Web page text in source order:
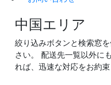
中国エリア
絞り込みボタンと検索窓
さい。 配送先一覧以外に
れば、迅速な対応をお約束